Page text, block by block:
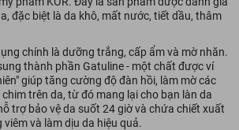
đặc biệt là da khô, mất nước, tiết dầu, thâm
chính là dưỡng trắng, cấp ẩm và mờ nhăn.
thành phần Gatuline - một chất được ví
giúp tăng cường độ đàn hồi, làm mờ các
trên da, từ đó mang lại cho bạn làn da
trợ bảo vệ da suốt 24 giờ và chứa chiết xuất
và làm dịu da hiệu quả.